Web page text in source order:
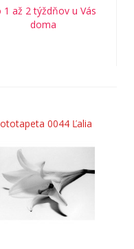
1 až 2 týždňov u Vás
doma
0044 Ľalia